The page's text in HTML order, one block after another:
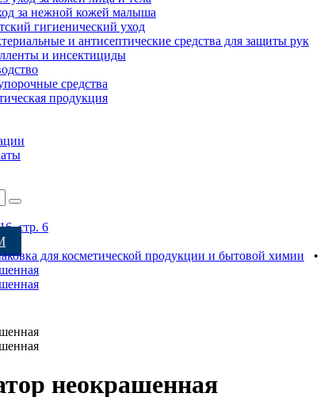
за нежной кожей малыша
гигиенический уход
и антисептические средства для защиты рук
и инсектициды
средства
продукция
стр. 6
для косметической продукции и бытовой химии •
неокрашенная